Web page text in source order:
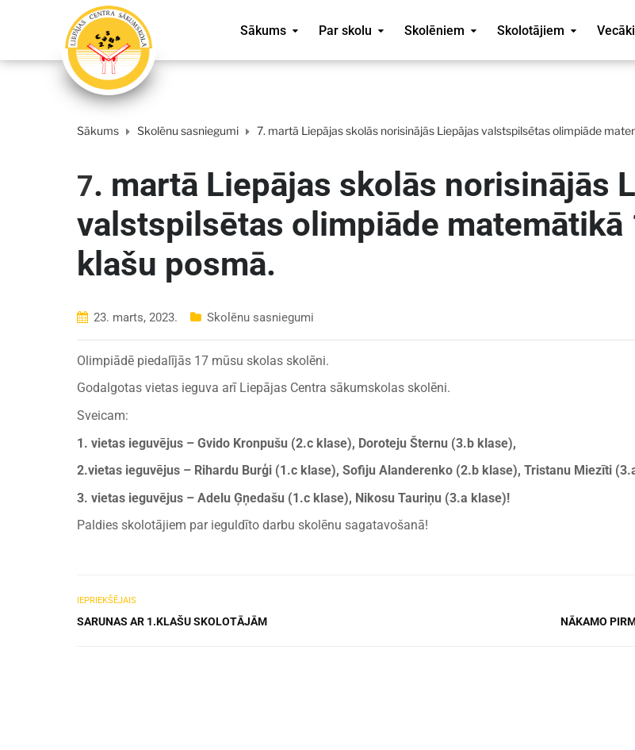
Sākums Par skolu Skolēniem Skolotājiem
Sākums Skolēnu sasniegumi 7. martā Liepājas skolās norisinājās Liepājas valstspilsētas olimpiāde
7. martā Liepājas skolās norisinājās
valstspilsētas olimpiāde matemātikā
klašu posmā.
23. marts, 2023. Skolēnu sasniegumi
Olimpiādē piedalījās 17 mūsu skolas skolēni.
Godalgotas vietas ieguva arī Liepājas Centra sākumskolas skolēni.
Sveicam:
1. vietas ieguvējus – Gvido Kronpušu (2.c klase), Doroteju Šternu (3.b klase),
2.vietas ieguvējus – Rihardu Burģi (1.c klase), Sofiju Alanderenko (2.b klase), Tristanu Miezīti
3. vietas ieguvējus – Adelu Ģņedašu (1.c klase), Nikosu Tauriņu (3.a klase)!
Paldies skolotājiem par ieguldīto darbu skolēnu sagatavošanā!
IEPRIEKŠĒJAIS
SARUNAS AR 1.KLAŠU SKOLOTĀJĀM NĀKAMO